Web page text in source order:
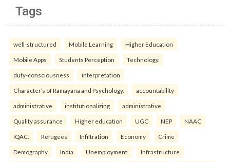
Tags
well-structured Mobile Learning Higher Education
Mobile Apps Students Perception Technology.
duty-consciousness interpretation
Character’s of Ramayana and Psychology. accountability
administrative institutionalizing administrative
Quality assurance Higher education UGC NEP NAAC
IQAC. Refugees Infiltration Economy Crime
Demography India Unemployment. Infrastructure